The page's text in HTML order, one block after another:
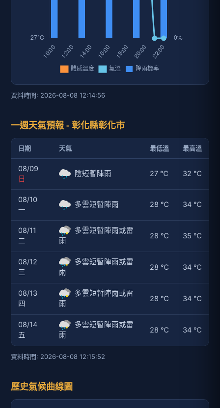
資料時間: 2026-08-08 12:14:56
一週天氣預報 - 彰化縣彰化市
日期 天氣 最低溫 最高溫
08/09
日
陰短暫陣雨 27 ℃ 32 ℃
08/10
一
多雲短暫陣雨 28 ℃ 34 ℃
08/11
二
多雲短暫陣雨或雷
雨
28 ℃ 35 ℃
08/12
三
多雲短暫陣雨或雷
雨
28 ℃ 34 ℃
08/13
四
多雲短暫陣雨或雷
雨
28 ℃ 34 ℃
08/14
五
多雲短暫陣雨或雷
雨
28 ℃ 34 ℃
資料時間: 2026-08-08 12:15:52
歷史氣候曲線圖